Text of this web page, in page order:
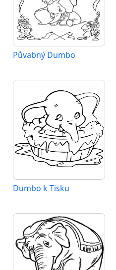
Půvabný Dumbo
Dumbo k Tisku